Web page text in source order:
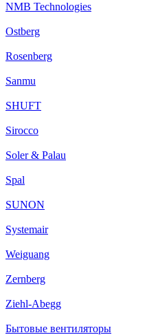
NMB Technologies
Ostberg
Rosenberg
Sanmu
SHUFT
Sirocco
Soler & Palau
Spal
SUNON
Systemair
Weiguang
Zernberg
Ziehl-Abegg
Бытовые вентиляторы